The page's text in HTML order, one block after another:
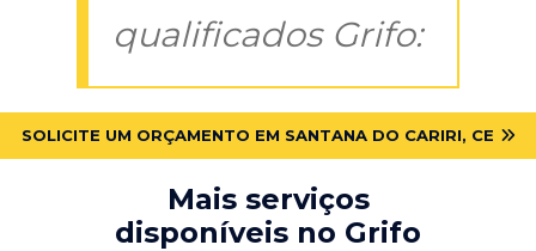
qualificados Grifo:
SOLICITE UM ORÇAMENTO EM SANTANA DO CARIRI, CE
Mais serviços
disponíveis no Grifo